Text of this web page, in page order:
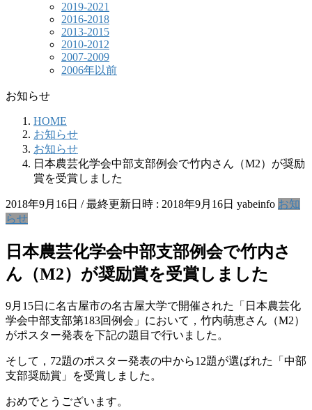
2019-2021
2016-2018
2013-2015
2010-2012
2007-2009
2006年以前
お知らせ
HOME
お知らせ
お知らせ
日本農芸化学会中部支部例会で竹内さん（M2）が奨励
賞を受賞しました
2018年9月16日 / 最終更新日時 : 2018年9月16日 yabeinfo お知
らせ
日本農芸化学会中部支部例会で竹内さ
ん（M2）が奨励賞を受賞しました
9月15日に名古屋市の名古屋大学で開催された「日本農芸化
学会中部支部第183回例会」において，竹内萌恵さん（M2）
がポスター発表を下記の題目で行いました。
そして，72題のポスター発表の中から12題が選ばれた「中部
支部奨励賞」を受賞しました。
おめでとうございます。